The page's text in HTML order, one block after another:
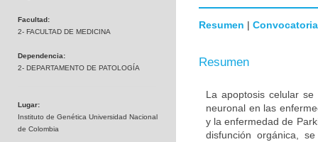
Facultad:
2- FACULTAD DE MEDICINA
Dependencia:
2- DEPARTAMENTO DE PATOLOGÍA
Lugar:
Instituto de Genética Universidad Nacional
de Colombia
Resumen | Convocatoria
Resumen
La apoptosis celular
neuronal en las
y la enfermedad de
disfunción orgánica,